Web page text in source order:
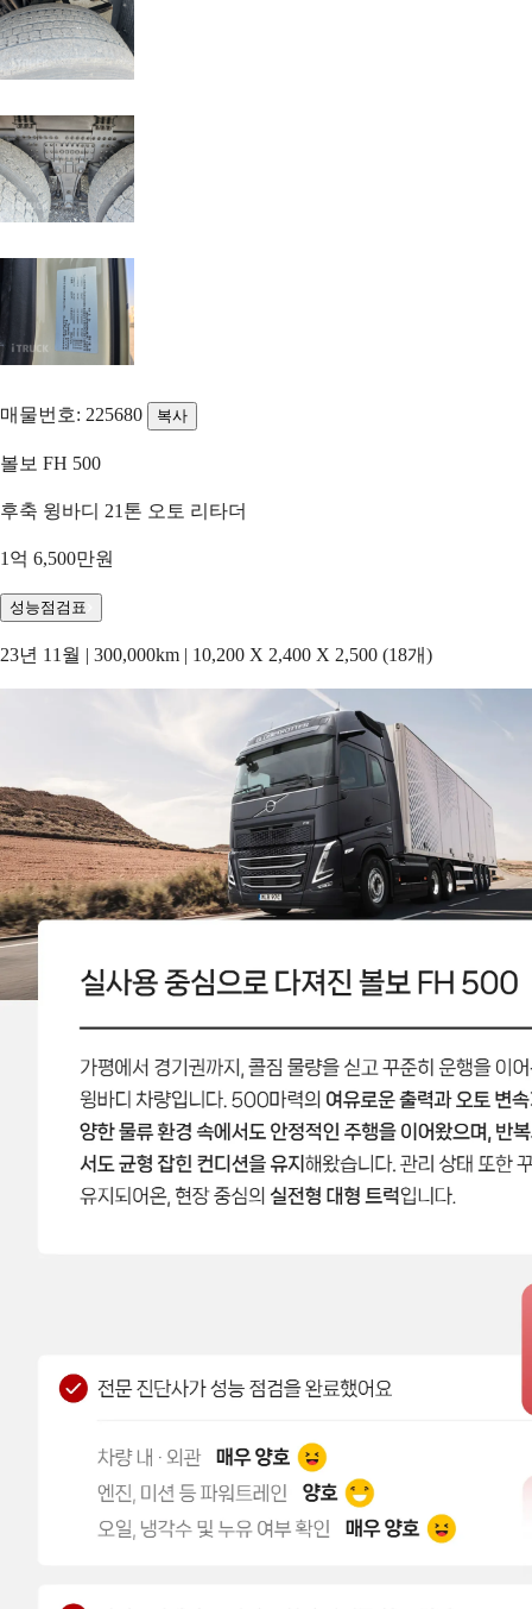
매물번호: 225680 복사
볼보 FH 500
후축 윙바디 21톤 오토 리타더
1억 6,500만원
성능점검표
23년 11월 | 300,000km | 10,200 X 2,400 X 2,500 (18개)